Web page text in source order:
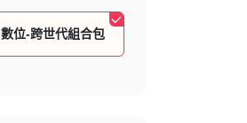
數位-跨世代組合包